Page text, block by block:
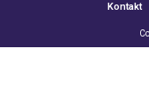
Kontakt